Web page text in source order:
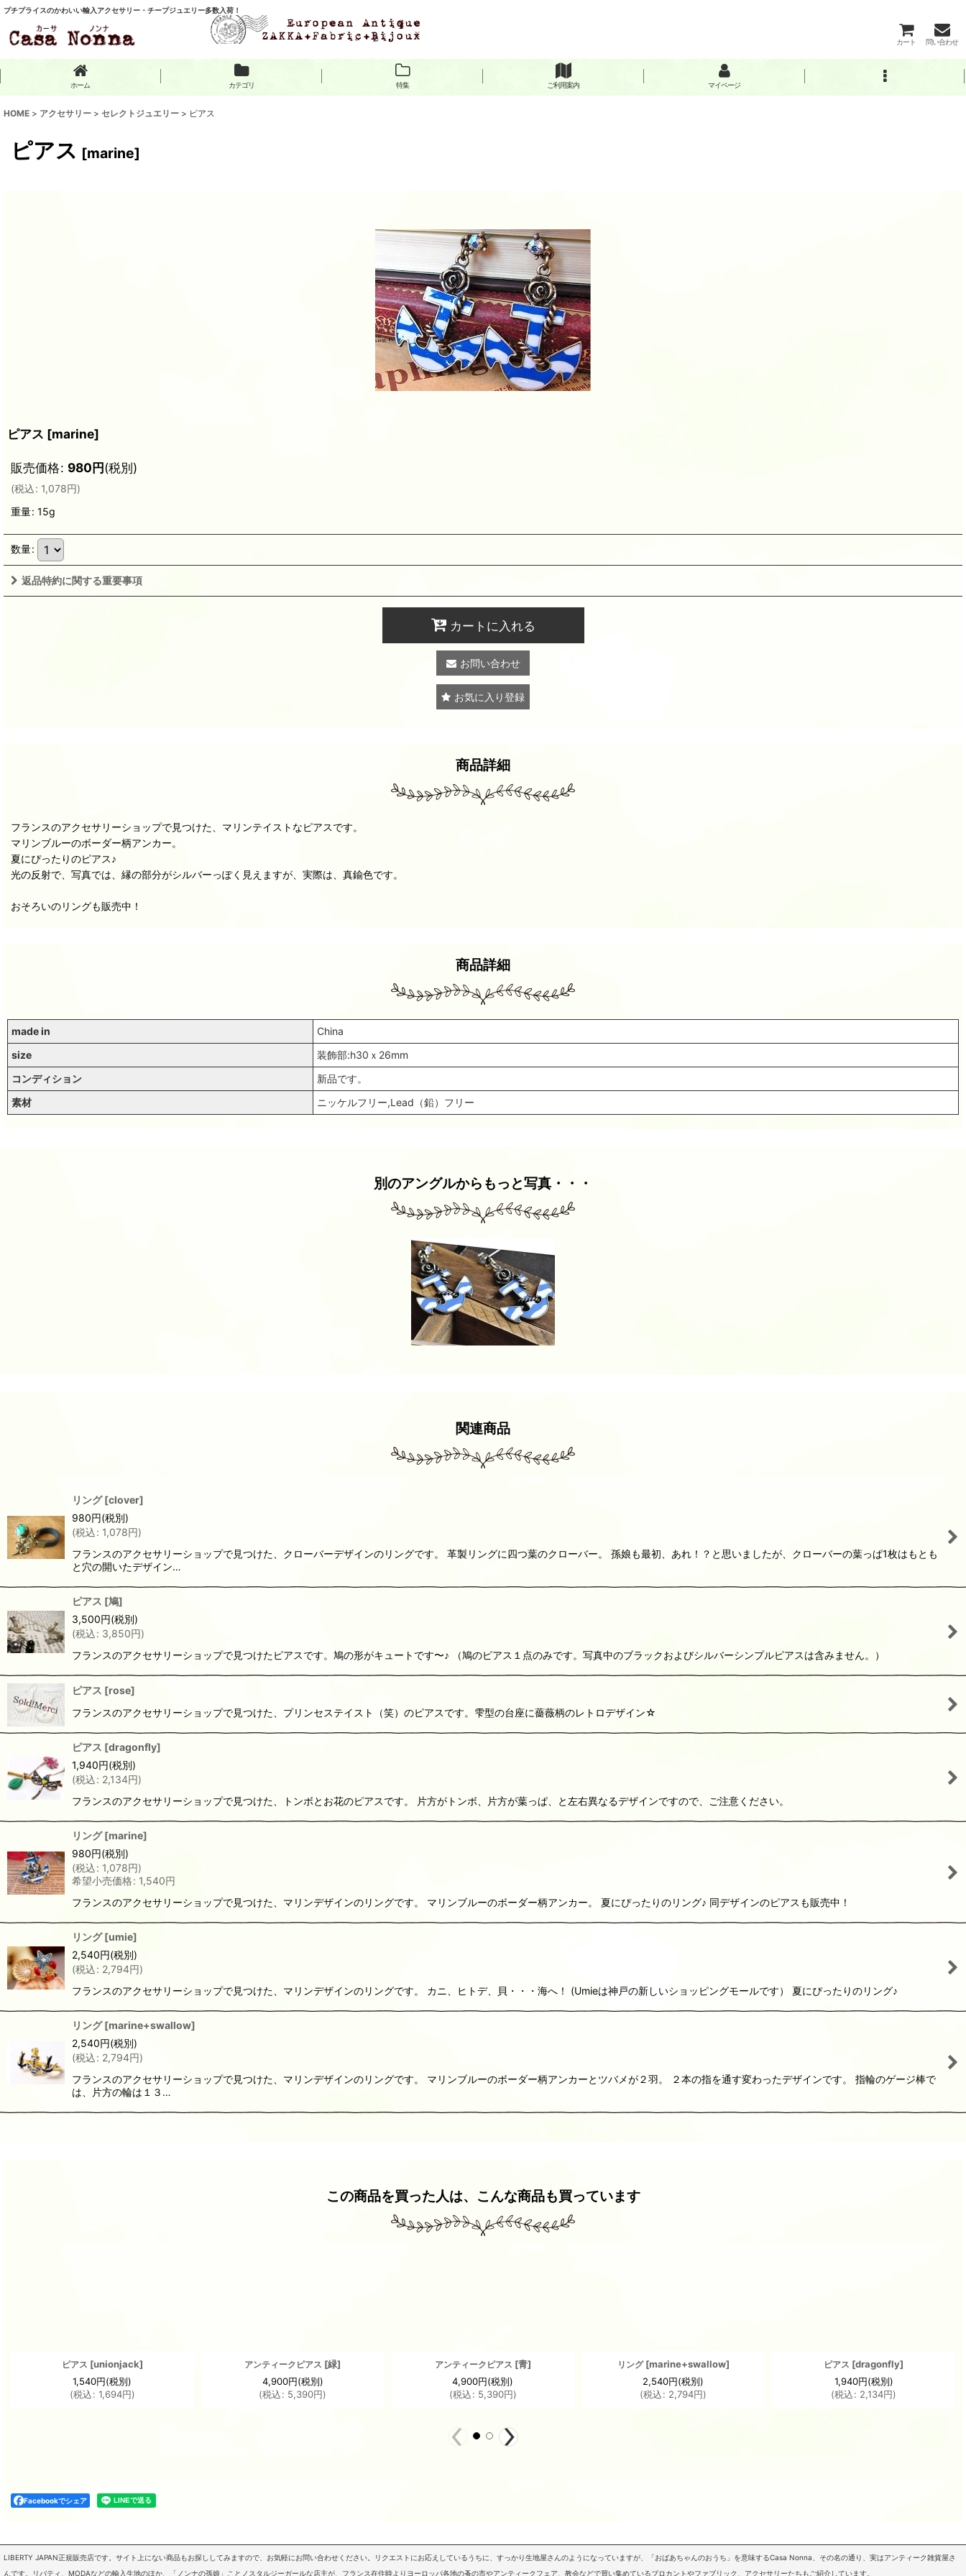
プチプライスのかわいい輸入アクセサリー・チープジュエリー多数入荷！
カート 問い合わせ
ホーム カテゴリ 特集 ご利用案内 マイページ
HOME > アクセサリー > セレクトジュエリー > ピアス
ピアス [marine]
ピアス [marine]
販売価格: 980円(税別)
(税込: 1,078円)
重量: 15g
数量:
返品特約に関する重要事項
カートに入れる
お問い合わせ
お気に入り登録
商品詳細
フランスのアクセサリーショップで見つけた、マリンテイストなピアスです。
マリンブルーのボーダー柄アンカー。
夏にぴったりのピアス♪
光の反射で、写真では、縁の部分がシルバーっぽく見えますが、実際は、真鍮色です。
おそろいのリングも販売中！
商品詳細
made in
China
size
装飾部:h30ｘ26mm
コンディション
新品です。
素材
ニッケルフリー,Lead（鉛）フリー
別のアングルからもっと写真・・・
関連商品
リング [clover]
980円(税別)
(税込: 1,078円)
フランスのアクセサリーショップで見つけた、クローバーデザインのリングです。 革製リングに四つ葉のクローバー。 孫娘も最初、あれ！？と思いましたが、クローバーの葉っぱ1枚はもとも
と穴の開いたデザイン…
ピアス [鳩]
3,500円(税別)
(税込: 3,850円)
フランスのアクセサリーショップで見つけたピアスです。鳩の形がキュートです〜♪ （鳩のピアス１点のみです。写真中のブラックおよびシルバーシンプルピアスは含みません。）
ピアス [rose]
フランスのアクセサリーショップで見つけた、プリンセステイスト（笑）のピアスです。雫型の台座に薔薇柄のレトロデザイン☆
ピアス [dragonfly]
1,940円(税別)
(税込: 2,134円)
フランスのアクセサリーショップで見つけた、トンボとお花のピアスです。 片方がトンボ、片方が葉っぱ、と左右異なるデザインですので、ご注意ください。
リング [marine]
980円(税別)
(税込: 1,078円)
希望小売価格: 1,540円
フランスのアクセサリーショップで見つけた、マリンデザインのリングです。 マリンブルーのボーダー柄アンカー。 夏にぴったりのリング♪ 同デザインのピアスも販売中！
リング [umie]
2,540円(税別)
(税込: 2,794円)
フランスのアクセサリーショップで見つけた、マリンデザインのリングです。 カニ、ヒトデ、貝・・・海へ！ (Umieは神戸の新しいショッピングモールです） 夏にぴったりのリング♪
リング [marine+swallow]
2,540円(税別)
(税込: 2,794円)
フランスのアクセサリーショップで見つけた、マリンデザインのリングです。 マリンブルーのボーダー柄アンカーとツバメが２羽。 ２本の指を通す変わったデザインです。 指輪のゲージ棒で
は、片方の輪は１３…
この商品を買った人は、こんな商品も買っています
ピアス [unionjack]
1,540円(税別)
(税込: 1,694円)
アンティークピアス [緑]
4,900円(税別)
(税込: 5,390円)
アンティークピアス [青]
4,900円(税別)
(税込: 5,390円)
リング [marine+swallow]
2,540円(税別)
(税込: 2,794円)
ピアス [dragonfly]
1,940円(税別)
(税込: 2,134円)
Facebookでシェア
LIBERTY JAPAN正規販売店です。サイト上にない商品もお探ししてみますので、お気軽にお問い合わせください。リクエストにお応えしているうちに、すっかり生地屋さんのようになっていますが、「おばあちゃんのおうち」を意味するCasa Nonna、その名の通り、実はアンティーク雑貨屋さ
んです。リバティ、MODAなどの輸入生地のほか、「ノンナの孫娘」ことノスタルジーガールな店主が、フランス在住時よりヨーロッパ各地の蚤の市やアンティークフェア、教会などで買い集めているブロカントやファブリック、アクセサリーたちもご紹介しています。